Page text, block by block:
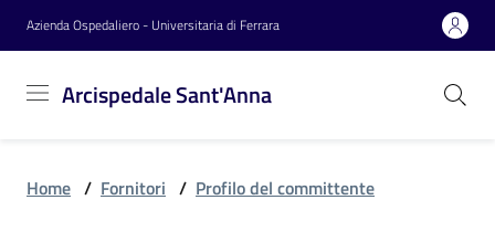
Vai al contenuto
Vai alla navigazione
Vai al footer
Azienda Ospedaliero - Universitaria di Ferrara
Arcispedale Sant'Anna
Sant'Anna
Azienda
Home / Fornitori / Profilo del committente